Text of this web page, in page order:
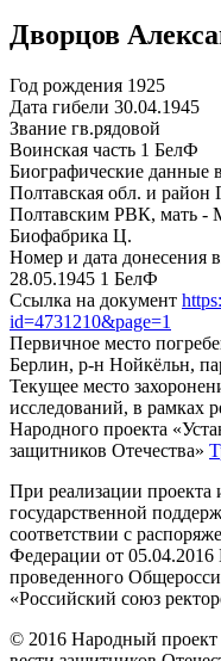
Дворцов
Год рождения 1925
Дата гибели 30.04.1945
Звание гв.рядовой
Воинская часть 1 БелФ
Биографические данные
Полтавская обл. и район
Полтавским РВК, мать -
Биофабрика Ц.
Номер и дата донесения
28.05.1945 1 БелФ
Ссылка на документ
id=4731210&page=1
Первичное место
Берлин, р-н Нойкёльн,
Текущее место
исследований, в рамках
Народного проекта
защитников Отечества»
При реализации проекта
государственной
соответствии с
Федерации от
проведенного
«Российский союз
© 2016 Народный проект